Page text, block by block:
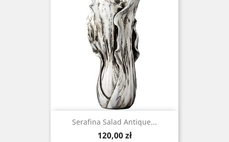
Serafina Salad Antique...
Cena
120,00 zł